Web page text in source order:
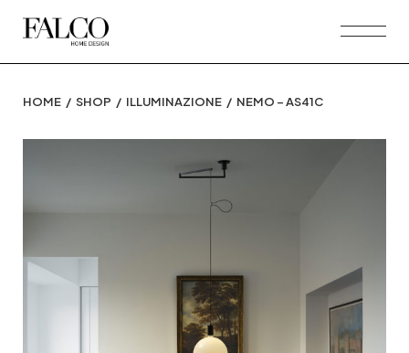
HOME SHOP ILLUMINAZIONE NEMO – AS41C